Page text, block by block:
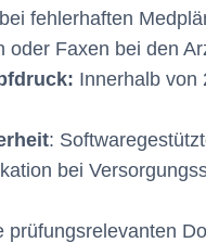
fehlerhaften
Faxen bei den
Innerhalb von
:
bei
prüfungsrelevanten